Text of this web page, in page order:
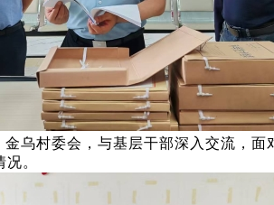
乌村委会，与基层干部深入交流，
。